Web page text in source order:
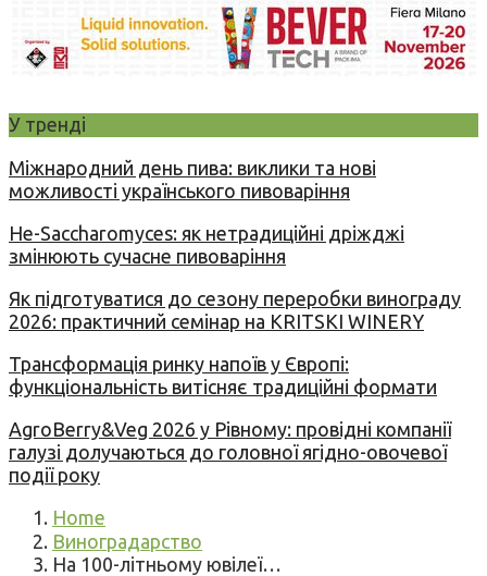
У тренді
Міжнародний день пива: виклики та нові
можливості українського пивоваріння
Не-Saccharomyces: як нетрадиційні дріжджі
змінюють сучасне пивоваріння
Як підготуватися до сезону переробки винограду
2026: практичний семінар на KRITSKI WINERY
Трансформація ринку напоїв у Європі:
функціональність витісняє традиційні формати
AgroBerry&Veg 2026 у Рівному: провідні компанії
галузі долучаються до головної ягідно-овочевої
події року
Home
Виноградарство
На 100-літньому ювілеї…